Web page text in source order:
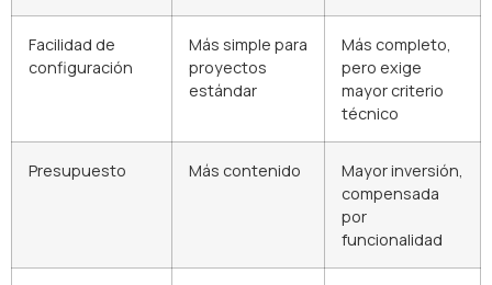
Facilidad de
configuración
Más simple para
proyectos
estándar
Más completo,
pero exige
mayor criterio
técnico
Presupuesto Más contenido
Mayor inversión,
compensada
por
funcionalidad